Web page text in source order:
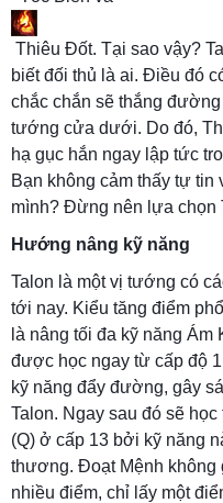
Thiêu Đốt. Tại sao vậy?
biết đối thủ là ai. Điều đó
chắc chắn sẽ thắng
tướng cửa dưới. Do đó,
hạ gục hắn ngay lập tức
Bạn không cảm thấy tự
mình? Đừng nên lựa chọn
Hướng nâng kỹ năng
Talon là một vị tướng có
tới nay. Kiểu tăng điểm
là nâng tối đa kỹ năng
được học ngay từ cấp độ
kỹ năng đẩy đường, gây
Talon. Ngay sau đó sẽ
(Q) ở cấp 13 bởi kỹ năng
thương. Đoạt Mệnh không
nhiều điểm, chỉ lấy một